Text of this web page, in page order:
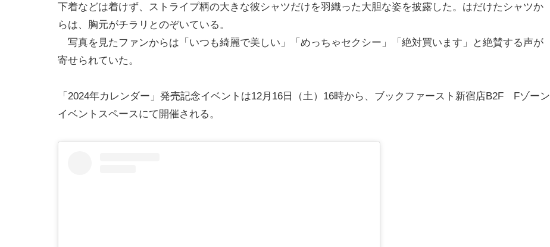
下着などは着けず、ストライプ柄の大きな彼シャツだけを羽織った大胆な姿を披露した。はだけたシャツか
らは、胸元がチラリとのぞいている。
写真を見たファンからは「いつも綺麗で美しい」「めっちゃセクシー」「絶対買います」と絶賛する声が
寄せられていた。
「2024年カレンダー」発売記念イベントは12月16日（土）16時から、ブックファースト新宿店B2F Fゾーン
イベントスペースにて開催される。